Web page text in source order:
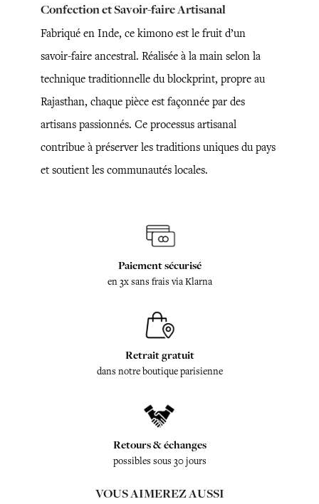
Confection et Savoir-faire Artisanal
Fabriqué en Inde, ce kimono est le fruit d’un
savoir-faire ancestral. Réalisée à la main selon la
technique traditionnelle du blockprint, propre au
Rajasthan, chaque pièce est façonnée par des
artisans passionnés. Ce processus artisanal
contribue à préserver les traditions uniques du pays
et soutient les communautés locales.
Paiement sécurisé
en 3x sans frais via Klarna
Retrait gratuit
dans notre boutique parisienne
Retours & échanges
possibles sous 30 jours
VOUS AIMEREZ AUSSI